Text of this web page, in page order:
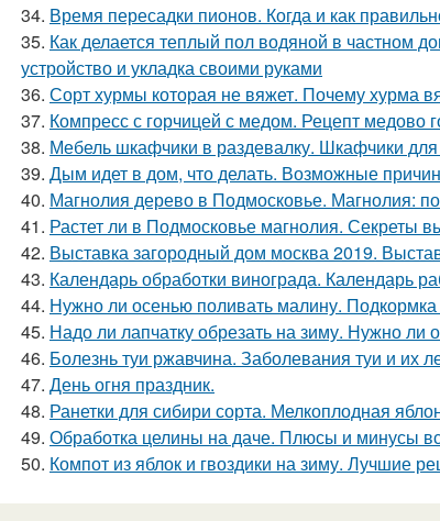
34. Время пересадки пионов. Когда и как
35. Как делается теплый пол водяной в частном
устройство и укладка своими руками
36. Сорт хурмы которая не вяжет. Почему хурма
37. Компресс с горчицей с медом. Рецепт медово
38. Мебель шкафчики в раздевалку. Шкафчики
39. Дым идет в дом, что делать. Возможные
40. Магнолия дерево в Подмосковье. Магнолия:
41. Растет ли в Подмосковье магнолия. Секреты
42. Выставка загородный дом москва 2019.
43. Календарь обработки винограда. Календарь
44. Нужно ли осенью поливать малину.
45. Надо ли лапчатку обрезать на зиму. Нужно ли
46. Болезнь туи ржавчина. Заболевания туи и их
47. День огня праздник.
48. Ранетки для сибири сорта. Мелкоплодная
49. Обработка целины на даче. Плюсы и минусы
50. Компот из яблок и гвоздики на зиму. Лучшие